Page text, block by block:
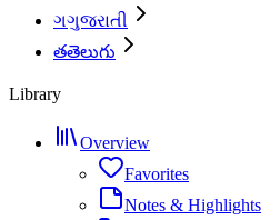
ગગુજરાતી
తతెలుగు
Library
Overview
Favorites
Notes & Highlights